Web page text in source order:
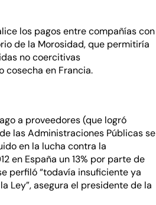
los pagos entre compañías con
de la Morosidad, que permitiría
no coercitivas
en Francia.
a proveedores (que logró
las Administraciones Públicas se
en la lucha contra la
en España un 13% por parte de
perfiló “todavía insuficiente ya
Ley”, asegura el presidente de la